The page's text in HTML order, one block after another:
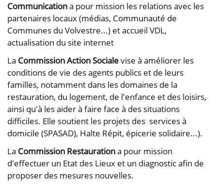
Communicationa pour mission les relations avec les
partenaires locaux (médias, Communauté de
Communes du Volvestre...) et accueil VDL,
actualisation du site internet
La Commission Action Socialevise à améliorer les
conditions de vie des agents publics et de leurs
familles, notamment dans les domaines de la
restauration, du logement, de l'enfance et des loisirs,
ainsi qu'à les aider à faire face à des situations
difficiles. Elle soutient les projets des services à
domicile (SPASAD), Halte Répit, épicerie solidaire...).
La Commission Restaurationa pour mission
d'effectuer un Etat des Lieux et un diagnostic afin de
proposer des mesures nouvelles.